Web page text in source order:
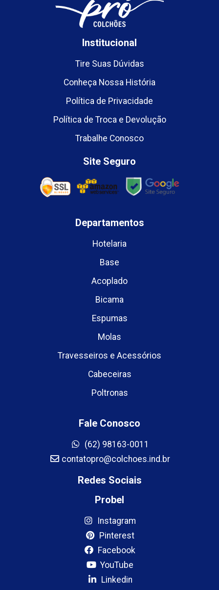
Institucional
Tire Suas Dúvidas
Conheça Nossa História
Política de Privacidade
Política de Troca e Devolução
Trabalhe Conosco
Site Seguro
Departamentos
Hotelaria
Base
Acoplado
Bicama
Espumas
Molas
Travesseiros e Acessórios
Cabeceiras
Poltronas
Fale Conosco
(62) 98163-0011
contatopro@colchoes.ind.br
Redes Sociais
Probel
Instagram
Pinterest
Facebook
YouTube
Linkedin